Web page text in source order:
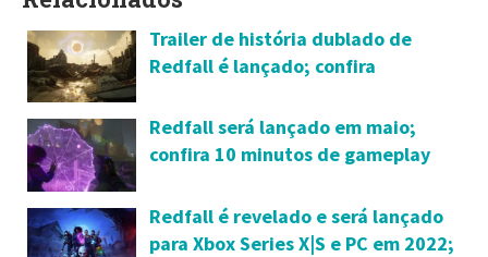
Trailer de história dublado de
Redfall é lançado; confira
Redfall será lançado em maio;
confira 10 minutos de gameplay
Redfall é revelado e será lançado
para Xbox Series X|S e PC em 2022;